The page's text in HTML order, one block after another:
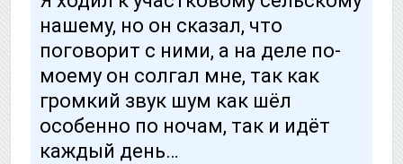
нашему, но он сказал, что
поговорит с ними, а на деле по-
моему он солгал мне, так как
громкий звук шум как шёл
особенно по ночам, так и идёт
каждый день…